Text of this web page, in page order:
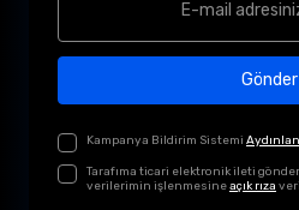
Gönder
Kampanya Bildirim Sistemi
Tarafıma ticari elektronik ileti
verilerimin işlenmesineaçık rıza